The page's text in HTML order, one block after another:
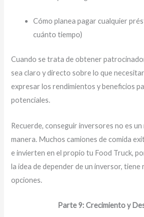
Cómo planea pagar cualquier
cuánto tiempo)
Cuando se trata de obtener
sea claro y directo sobre lo que
expresar los rendimientos y beneficios
potenciales.
Recuerde, conseguir inversores no es
manera. Muchos camiones de comida
e invierten en el propio tu Food Truck,
la idea de depender de un inversor, tiene
opciones.
Parte 9: Crecimiento y